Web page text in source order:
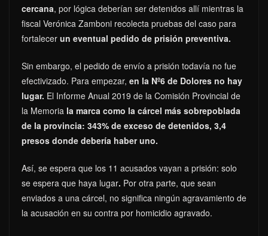
cercana, por lógica deberían ser detenidos allí mientras la
fiscal Verónica Zamboni recolecta pruebas del caso para
fortalecer un eventual pedido de prisión preventiva.
Sin embargo, el pedido de envío a prisión todavía no fue
efectivizado. Para empezar, en la Nº6 de Dolores no hay
lugar. El Informe Anual 2019 de la Comisión Provincial de
la Memoria la marca como la cárcel más sobrepoblada
de la provincia: 343% de exceso de detenidos, 3,4
presos donde debería haber uno.
Así, se espera que los 11 acusados vayan a prisión: solo
se espera que haya lugar. Por otra parte, que sean
enviados a una cárcel, no significa ningún agravamiento de
la acusación en su contra por homicidio agravado.